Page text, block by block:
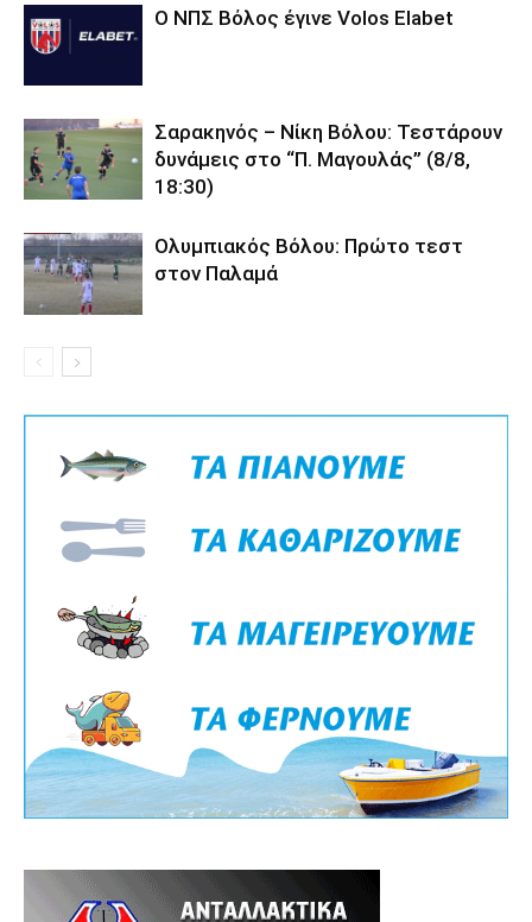
O ΝΠΣ Βόλος έγινε Volos Elabet
Σαρακηνός – Νίκη Βόλου: Τεστάρουν
δυνάμεις στο “Π. Μαγουλάς” (8/8,
18:30)
Ολυμπιακός Βόλου: Πρώτο τεστ
στον Παλαμά